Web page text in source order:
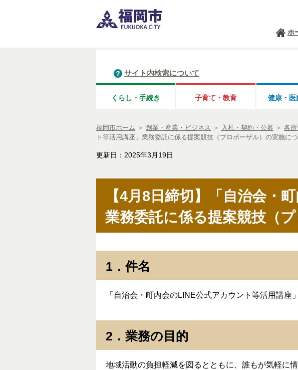
ホ
サイト内検索について
くらし・手続き 子育て・教育 健康・医
福岡市ホーム ＞ 創業・産業・ビジネス ＞ 入札・契約・公募 ＞ 各
ト等活用講座」業務委託に係る提案競技（プロポーザル）の実施に
更新日：2025年3月19日
【4月8日締切】「自治会・
業務委託に係る提案競技（
1．件名
「自治会・町内会のLINE公式アカウント等活用講座
2．業務の目的
地域活動の負担軽減を図るとともに、誰もが気軽に